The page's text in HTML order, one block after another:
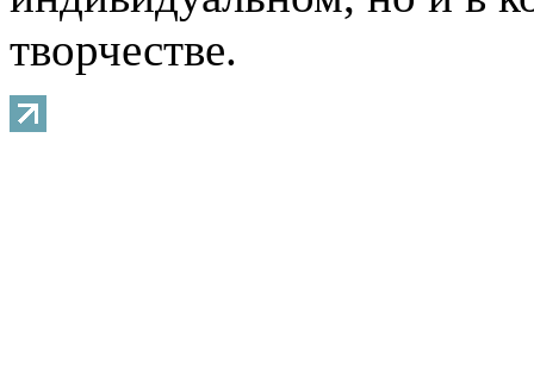
творчестве.